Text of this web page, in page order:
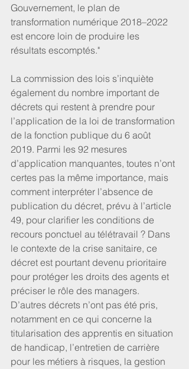
Gouvernement, le plan de
transformation numérique 2018–2022
est encore loin de produire les
résultats escomptés."
La commission des lois s’inquiète
également du nombre important de
décrets qui restent à prendre pour
l’application de la loi de transformation
de la fonction publique du 6 août
2019. Parmi les 92 mesures
d’application manquantes, toutes n’ont
certes pas la même importance, mais
comment interpréter l’absence de
publication du décret, prévu à l’article
49, pour clarifier les conditions de
recours ponctuel au télétravail ? Dans
le contexte de la crise sanitaire, ce
décret est pourtant devenu prioritaire
pour protéger les droits des agents et
préciser le rôle des managers.
D’autres décrets n’ont pas été pris,
notamment en ce qui concerne la
titularisation des apprentis en situation
de handicap, l’entretien de carrière
pour les métiers à risques, la gestion